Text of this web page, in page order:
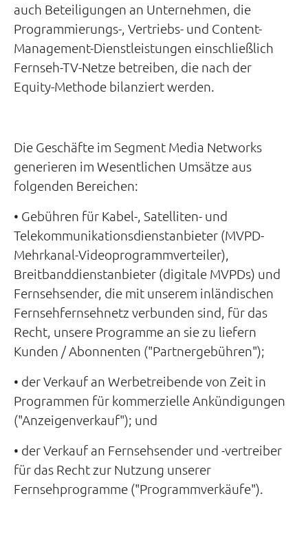
auch Beteiligungen an Unternehmen, die
Programmierungs-, Vertriebs- und Content-
Management-Dienstleistungen einschließlich
Fernseh-TV-Netze betreiben, die nach der
Equity-Methode bilanziert werden.
Die Geschäfte im Segment Media Networks
generieren im Wesentlichen Umsätze aus
folgenden Bereichen:
• Gebühren für Kabel-, Satelliten- und
Telekommunikationsdienstanbieter (MVPD-
Mehrkanal-Videoprogrammverteiler),
Breitbanddienstanbieter (digitale MVPDs) und
Fernsehsender, die mit unserem inländischen
Fernsehfernsehnetz verbunden sind, für das
Recht, unsere Programme an sie zu liefern
Kunden / Abonnenten ("Partnergebühren");
• der Verkauf an Werbetreibende von Zeit in
Programmen für kommerzielle Ankündigungen
("Anzeigenverkauf"); und
• der Verkauf an Fernsehsender und -vertreiber
für das Recht zur Nutzung unserer
Fernsehprogramme ("Programmverkäufe").